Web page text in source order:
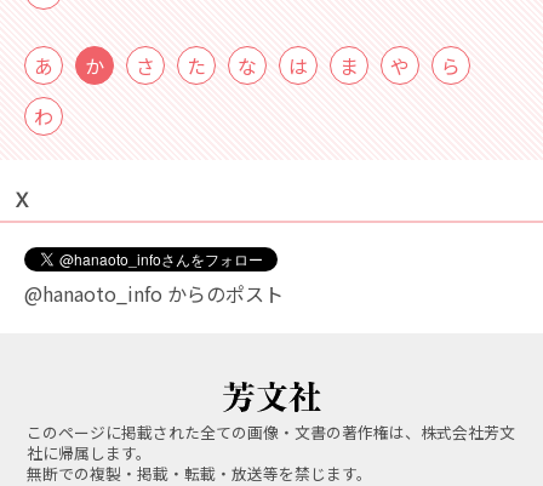
あ か さ た な は ま や
ら
わ
Ｘ
@hanaoto_info からのポスト
このページに掲載された全ての画像・文書の著作権は、株式会社芳文
社に帰属します。
無断での複製・掲載・転載・放送等を禁じます。